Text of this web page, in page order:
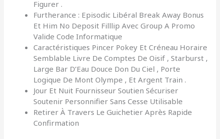
Figurer .
Furtherance : Episodic Libéral Break Away Bonus
Et Him No Deposit Filllip Avec Group A Promo
Valide Code Informatique
Caractéristiques Pincer Pokey Et Créneau Horaire
Semblable Livre De Comptes De Oisif , Starburst ,
Large Bar D’Eau Douce Don Du Ciel , Porte
Logique De Mont Olympe , Et Argent Train .
Jour Et Nuit Fournisseur Soutien Sécuriser
Soutenir Personnifier Sans Cesse Utilisable
Retirer À Travers Le Guichetier Après Rapide
Confirmation